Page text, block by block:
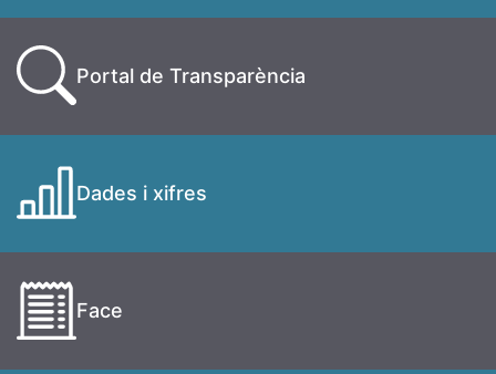
Portal de Transparència
Dades i xifres
Face